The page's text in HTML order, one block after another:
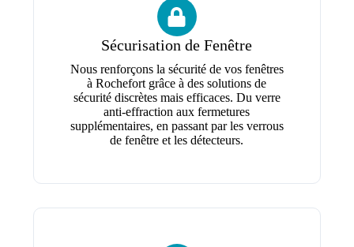
Sécurisation de Fenêtre
Nous renforçons la sécurité de vos fenêtres
à Rochefort grâce à des solutions de
sécurité discrètes mais efficaces. Du verre
anti-effraction aux fermetures
supplémentaires, en passant par les verrous
de fenêtre et les détecteurs.